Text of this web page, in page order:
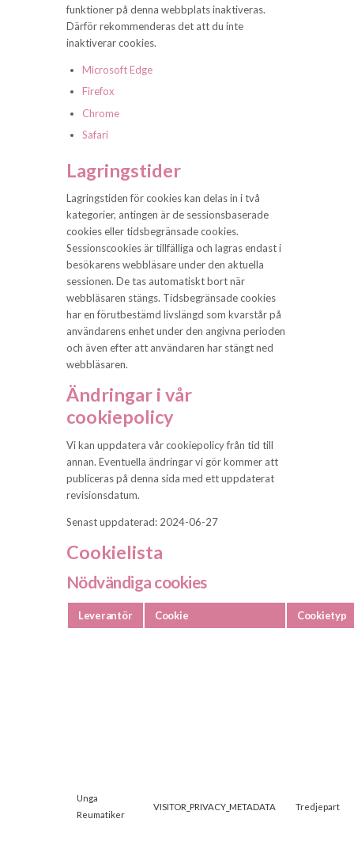
funktioner på denna webbplats inaktiveras.
Därför rekommenderas det att du inte
inaktiverar cookies.
Microsoft Edge
Firefox
Chrome
Safari
Lagringstider
Lagringstiden för cookies kan delas in i två
kategorier, antingen är de sessionsbaserade
cookies eller tidsbegränsade cookies.
Sessionscookies är tillfälliga och lagras endast i
besökarens webbläsare under den aktuella
sessionen. De tas automatiskt bort när
webbläsaren stängs. Tidsbegränsade cookies
har en förutbestämd livslängd som kvarstår på
användarens enhet under den angivna perioden
och även efter att användaren har stängt ned
webbläsaren.
Ändringar i vår
cookiepolicy
Vi kan uppdatera vår cookiepolicy från tid till
annan. Eventuella ändringar vi gör kommer att
publiceras på denna sida med ett uppdaterat
revisionsdatum.
Senast uppdaterad: 2024-06-27
Cookielista
Nödvändiga cookies
Leverantör Cookie Cookietyp
Unga
Reumatiker
VISITOR_PRIVACY_METADATA Tredjepart